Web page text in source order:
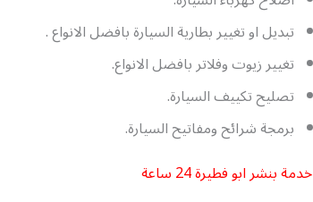
تبديل او تغيير بطارية السيارة بافضل الانواع .
تغيير زيوت وفلاتر بافضل الانواع.
تصليح تكييف السيارة.
برمجة شرائح ومفاتيح السيارة.
خدمة بنشر ابو فطيرة 24 ساعة